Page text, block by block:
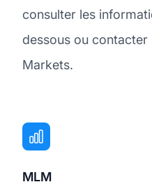
consulter les
dessous ou contacter
Markets.
MLM